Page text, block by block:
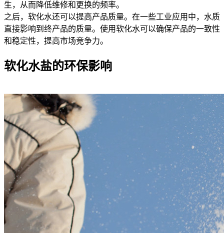
生，从而降低维修和更换的频率。
之后，软化水还可以提高产品质量。在一些工业应用中，水质
直接影响到终产品的质量。使用软化水可以确保产品的一致性
和稳定性，提高市场竞争力。
软化水盐的环保影响